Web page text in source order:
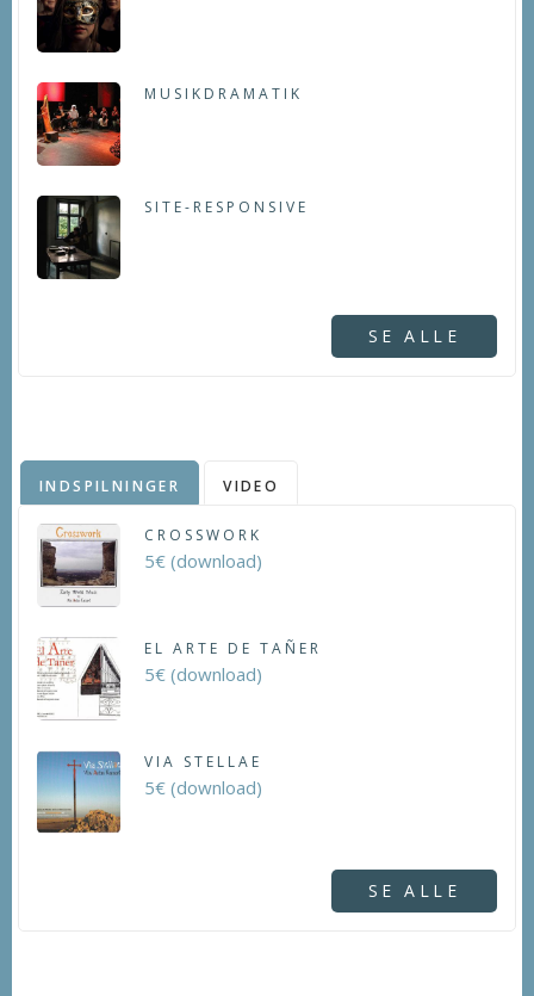
MUSIKDRAMATIK
SITE-RESPONSIVE
SE ALLE
INDSPILNINGER VIDEO
CROSSWORK
5€ (download)
EL ARTE DE TAÑER
5€ (download)
VIA STELLAE
5€ (download)
SE ALLE